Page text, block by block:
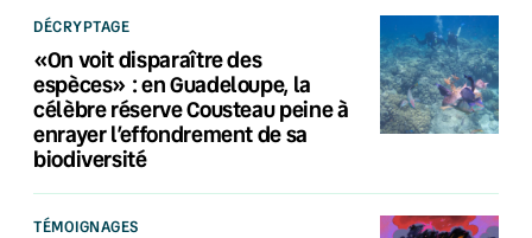
DÉCRYPTAGE
«On voit disparaître des
espèces» : en Guadeloupe, la
célèbre réserve Cousteau peine à
enrayer l’effondrement de sa
biodiversité
TÉMOIGNAGES